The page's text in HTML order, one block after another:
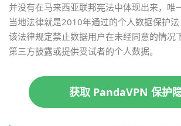
并没有在马来西亚联邦宪法中体现出来，唯
当地法律就是2010年通过的个人数据保护法
该法律规定禁止数据用户在未经同意的情况
第三方披露或提供受试者的个人数据。
获取 PandaVPN 保护